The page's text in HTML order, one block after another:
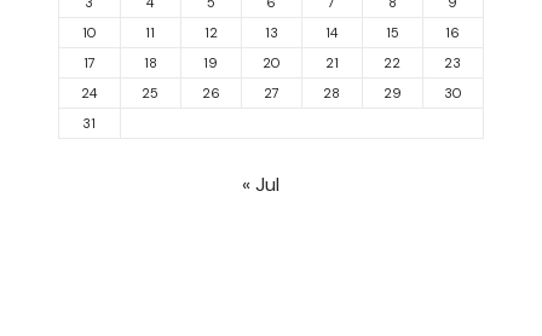
10
11 12 13 14 15
16
17
18 19 20 21 22
23
24
25 26 27 28 29
30
31
« Jul